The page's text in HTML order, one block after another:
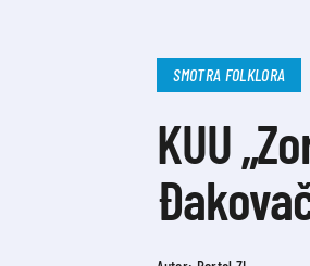
SMOTRA FOLKLORA
KUU